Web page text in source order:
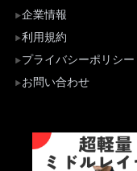
企業情報
利用規約
プライバシーポリシー
お問い合わせ